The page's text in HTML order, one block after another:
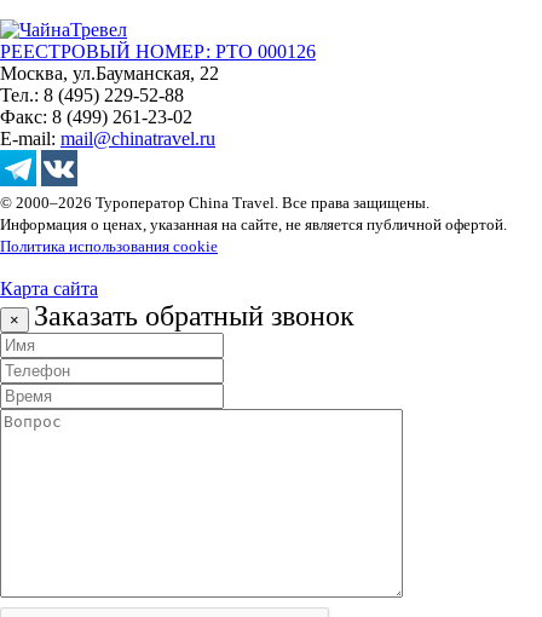
РЕЕСТРОВЫЙ НОМЕР: РТО 000126
Москва, ул.Бауманская, 22
Тел.: 8 (495) 229-52-88
Факс: 8 (499) 261-23-02
E-mail: mail@chinatravel.ru
© 2000–2026 Туроператор China Travel. Все права защищены.
Информация о ценах, указанная на сайте, не является публичной офертой.
Политика использования cookie
Карта сайта
× Заказать обратный звонок